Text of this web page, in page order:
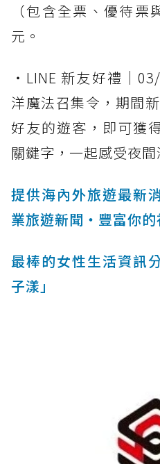
（包含全票、優待
元。
・LINE 新友好禮｜
洋魔法召集令，期間
好友的遊客，即可獲
關鍵字，一起感受夜間
提供海內外旅遊最新
業旅遊新聞‧豐富你的
最棒的女性生活資訊
子漾」